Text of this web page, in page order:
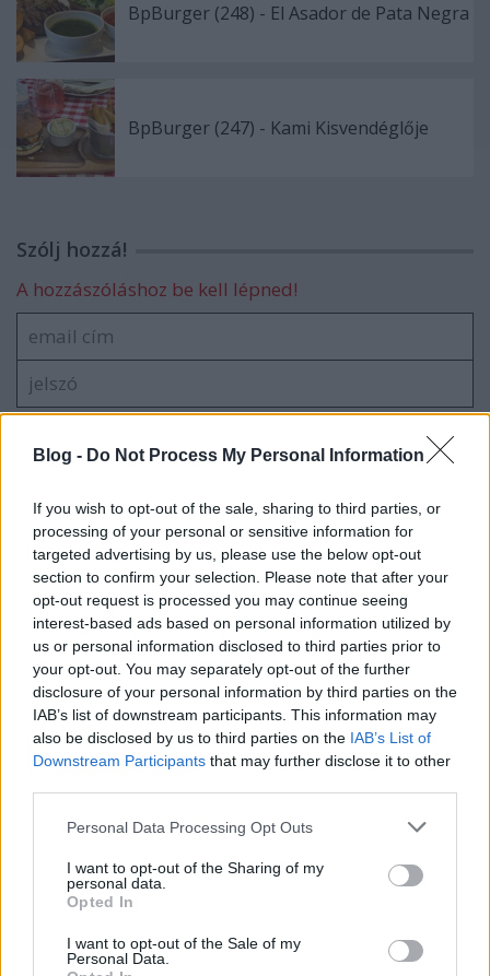
Blog - Do Not Process My Personal Information
If you wish to opt-out of the sale, sharing to third parties, or
processing of your personal or sensitive information for
targeted advertising by us, please use the below opt-out
section to confirm your selection. Please note that after your
opt-out request is processed you may continue seeing
interest-based ads based on personal information utilized by
us or personal information disclosed to third parties prior to
your opt-out. You may separately opt-out of the further
disclosure of your personal information by third parties on the
IAB’s list of downstream participants. This information may
also be disclosed by us to third parties on the IAB’s List of
Downstream Participants that may further disclose it to other
Please note that this website/app uses one or more Google
not limited to your visit or usage behaviour. You may click to
grant or deny consent to Google and its third-party tags to
use your data for below specified purposes in below Google
consent section.
Personal Data Processing Opt Outs
I want to opt-out of the Sharing of my
personal data.
Opted In
I want to opt-out of the Sale of my
Personal Data.
BpBurger (248) - El Asador de Pata Negra
BpBurger (247) - Kami Kisvendéglője
Szólj hozzá!
A hozzászóláshoz be kell lépned!
VAGY
L. Péter
13 éve
Továbbra is fel vagyok háborodva a srácokon. Egy
dolog, hogy nem sikerült nekik elsőnek lenniük
ebben a kategóriában, legalább fél évvel
megelőztem őket, ezt tudják is már, lévén 4 szer
írtam nekik, 4 szer törölték, és bannoltak, de
De most már az újságpapír ötlet is felhasználásra
került?
fbid=467970409904416&set=a.186842271350566.4
3312.181509011883892&type=3&theater